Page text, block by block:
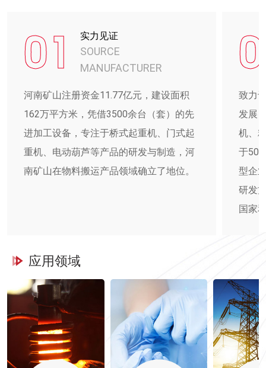
01 实力见证
SOURCE
MANUFACTURER
河南矿山注册资金11.77亿元，建设面积
162万平方米，凭借3500余台（套）的先
进加工设备，专注于桥式起重机、门式起
重机、电动葫芦等产品的研发与制造，河
南矿山在物料搬运产品领域确立了地位。
致力
发展
机、
于50
型企
研发
国家
应用领域